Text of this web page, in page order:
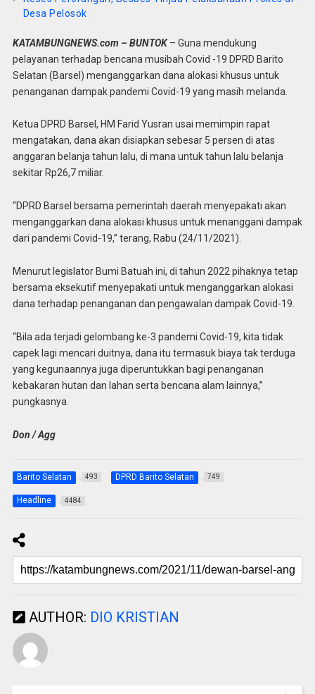
Desa Pelosok
KATAMBUNGNEWS.com – BUNTOK – Guna mendukung
pelayanan terhadap bencana musibah Covid -19 DPRD Barito
Selatan (Barsel) menganggarkan dana alokasi khusus untuk
penanganan dampak pandemi Covid-19 yang masih melanda.
Ketua DPRD Barsel, HM Farid Yusran usai memimpin rapat
mengatakan, dana akan disiapkan sebesar 5 persen di atas
anggaran belanja tahun lalu, di mana untuk tahun lalu belanja
sekitar Rp26,7 miliar.
“DPRD Barsel bersama pemerintah daerah menyepakati akan
menganggarkan dana alokasi khusus untuk menanggani dampak
dari pandemi Covid-19,” terang, Rabu (24/11/2021).
Menurut legislator Bumi Batuah ini, di tahun 2022 pihaknya tetap
bersama eksekutif menyepakati untuk menganggarkan alokasi
dana terhadap penanganan dan pengawalan dampak Covid-19.
“Bila ada terjadi gelombang ke-3 pandemi Covid-19, kita tidak
capek lagi mencari duitnya, dana itu termasuk biaya tak terduga
yang kegunaannya juga diperuntukkan bagi penanganan
kebakaran hutan dan lahan serta bencana alam lainnya,”
pungkasnya.
Don / Agg
Barito Selatan 493 DPRD Barito Selatan 749
Headline 4484
AUTHOR: DIO KRISTIAN